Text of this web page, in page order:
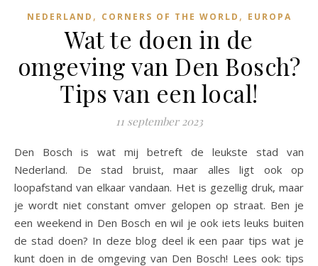
NEDERLAND , CORNERS OF THE WORLD , EUROPA
Wat te doen in de
omgeving van Den Bosch?
Tips van een local!
11 september 2023
Den Bosch is wat mij betreft de leukste stad van
Nederland. De stad bruist, maar alles ligt ook op
loopafstand van elkaar vandaan. Het is gezellig druk, maar
je wordt niet constant omver gelopen op straat. Ben je
een weekend in Den Bosch en wil je ook iets leuks buiten
de stad doen? In deze blog deel ik een paar tips wat je
kunt doen in de omgeving van Den Bosch! Lees ook: tips